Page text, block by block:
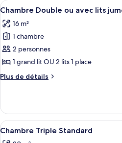
Simple
Standard
de
Chambre
Simple
Standard
Afficher
toutes
les
photos
pour
ce
type
de
Chambre
Double
ou
avec
8
Chambre Double ou avec lits
16 m²
1 chambre
2 personnes
1 grand lit OU 2 lits 1 place
Plus de détails
Plus
le
type
de
Afficher
toutes
7
Chambre Triple Standard